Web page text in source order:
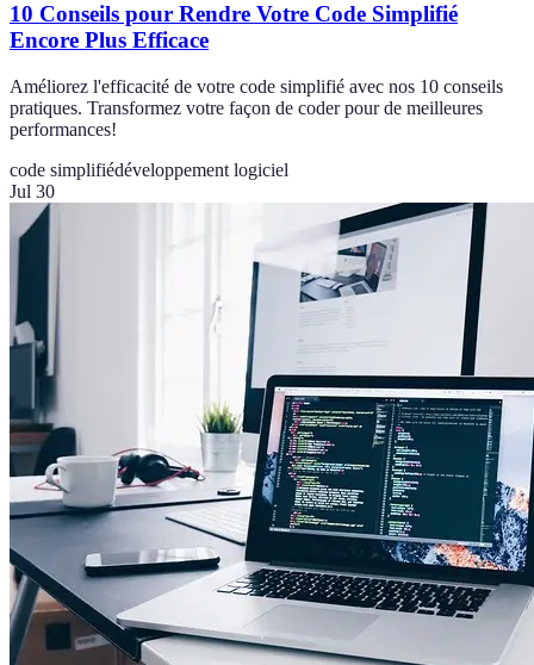
10 Conseils pour Rendre Votre Code Simplifié
Encore Plus Efficace
Améliorez l'efficacité de votre code simplifié avec nos 10 conseils
pratiques. Transformez votre façon de coder pour de meilleures
performances!
code simplifiédéveloppement logiciel
Jul 30